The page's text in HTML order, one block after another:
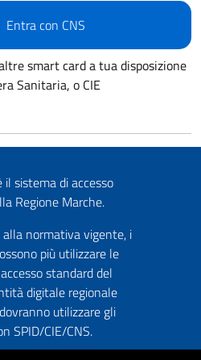
Entra con CNS
smart card a tua disposizione
Sanitaria, o CIE
il sistema di accesso
Regione Marche.
normativa vigente, i
più utilizzare le
standard del
digitale regionale
utilizzare gli
SPID/CIE/CNS.